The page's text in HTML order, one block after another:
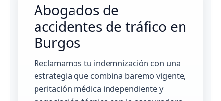
Abogados de
accidentes de tráfico en
Burgos
Reclamamos tu indemnización con una
estrategia que combina baremo vigente,
peritación médica independiente y